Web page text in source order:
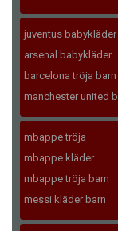
juventus babykläder
arsenal babykläder
barcelona tröja barn
manchester united
mbappe tröja
mbappe kläder
mbappe tröja barn
messi kläder barn